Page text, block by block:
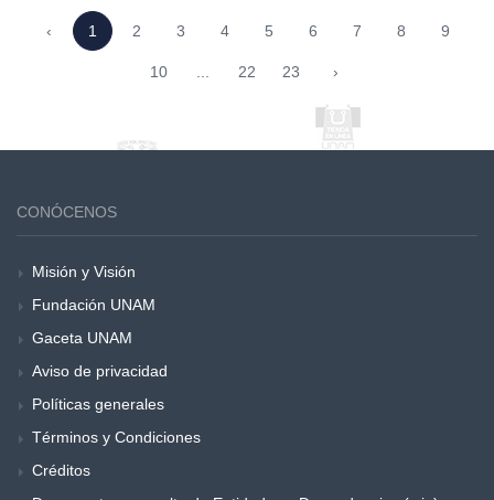
‹ 1 2 3 4 5 6 7 8 9
10 22 23 ›
CONÓCENOS
Misión y Visión
Fundación UNAM
Gaceta UNAM
Aviso de privacidad
Políticas generales
Términos y Condiciones
Créditos